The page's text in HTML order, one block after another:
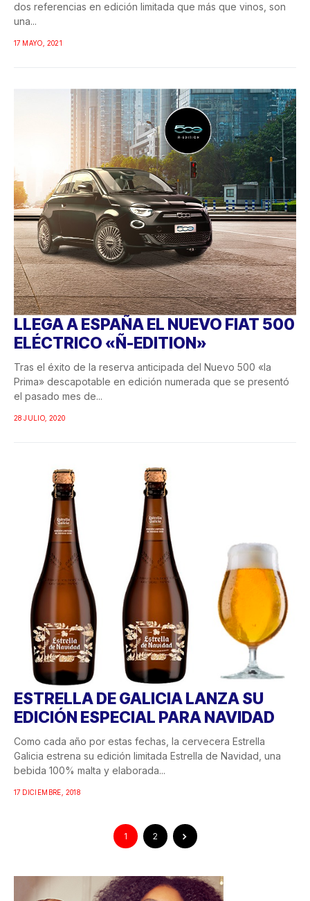
dos referencias en edición limitada que más que vinos, son
una...
17 MAYO, 2021
LLEGA A ESPAÑA EL NUEVO FIAT 500
ELÉCTRICO «Ñ-EDITION»
Tras el éxito de la reserva anticipada del Nuevo 500 «la
Prima» descapotable en edición numerada que se presentó
el pasado mes de...
28 JULIO, 2020
ESTRELLA DE GALICIA LANZA SU
EDICIÓN ESPECIAL PARA NAVIDAD
Como cada año por estas fechas, la cervecera Estrella
Galicia estrena su edición limitada Estrella de Navidad, una
bebida 100% malta y elaborada...
17 DICIEMBRE, 2018
1 2